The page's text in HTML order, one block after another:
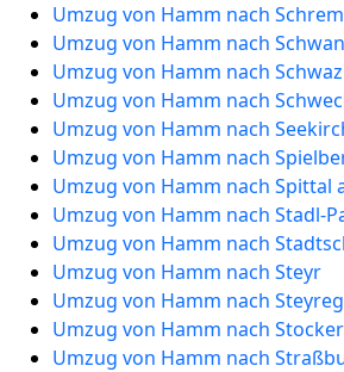
Umzug von Hamm nach
Umzug von Hamm nach
Umzug von Hamm nach Schwaz
Umzug von Hamm nach
Umzug von Hamm nach
Umzug von Hamm nach
Umzug von Hamm nach Spittal
Umzug von Hamm nach Stadl-
Umzug von Hamm nach
Umzug von Hamm nach Steyr
Umzug von Hamm nach
Umzug von Hamm nach
Umzug von Hamm nach